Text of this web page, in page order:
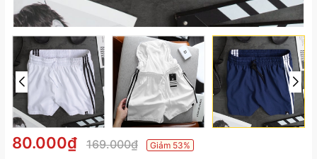
80.000₫ 169.000₫ Giảm 53%